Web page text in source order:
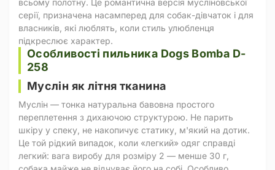
всьому полотну. Це романтична версія мусліновської
серії, призначена насамперед для собак-дівчаток і для
власників, які люблять, коли стиль улюбленця
підкреслює характер.
Особливості пильника Dogs Bomba D-
258
Муслін як літня тканина
Муслін — тонка натуральна бавовна простого
переплетення з дихаючою структурою. Не парить
шкіру у спеку, не накопичує статику, м'який на дотик.
Це той рідкий випадок, коли «легкий» одяг справді
легкий: вага виробу для розміру 2 — менше 30 г,